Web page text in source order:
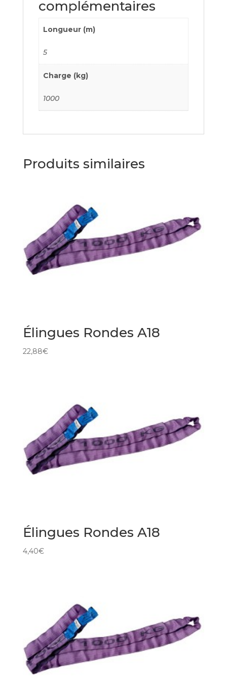
complémentaires
Longueur (m)
5
Charge (kg)
1000
Produits similaires
Élingues Rondes A18
22,88€
Élingues Rondes A18
4,40€